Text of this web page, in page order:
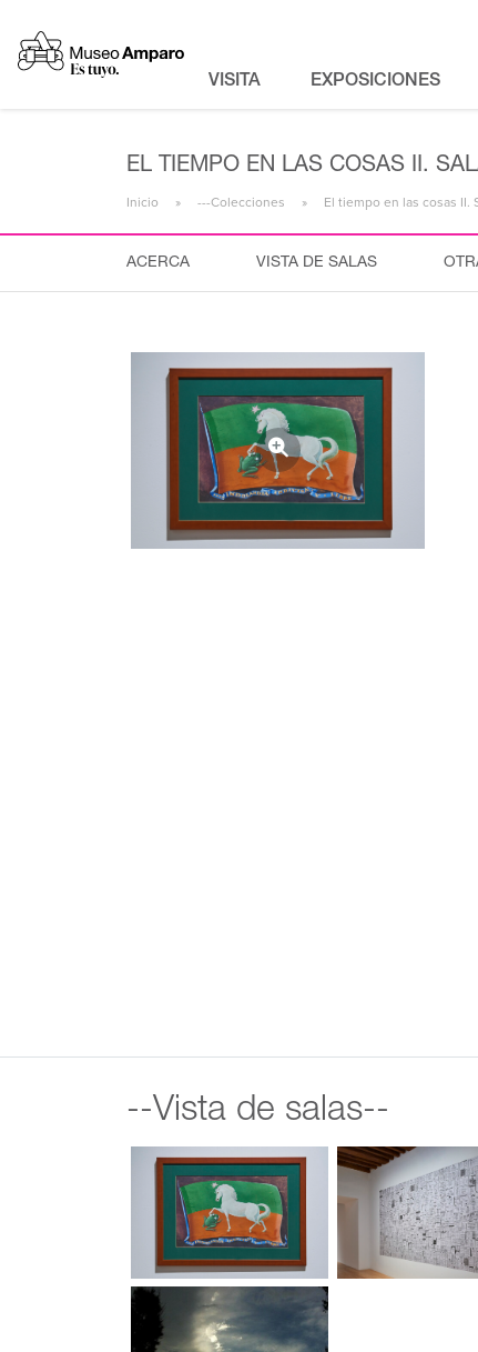
VISITA EXPOSICIONES
EL TIEMPO EN LAS COSAS II.
Inicio ---Colecciones El tiempo en las cosas II.
ACERCA VISTA DE SALAS
--Vista de salas--